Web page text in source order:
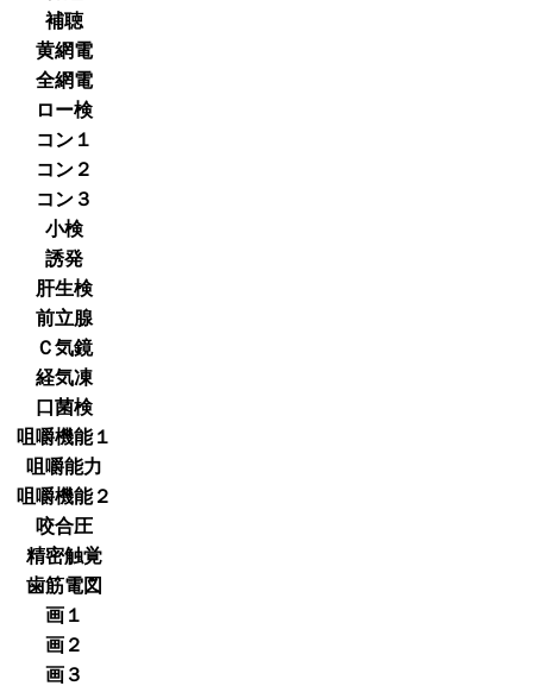
補聴
黄網電
全網電
ロー検
コン１
コン２
コン３
小検
誘発
肝生検
前立腺
Ｃ気鏡
経気凍
口菌検
咀嚼機能１
咀嚼能力
咀嚼機能２
咬合圧
精密触覚
歯筋電図
画１
画２
画３